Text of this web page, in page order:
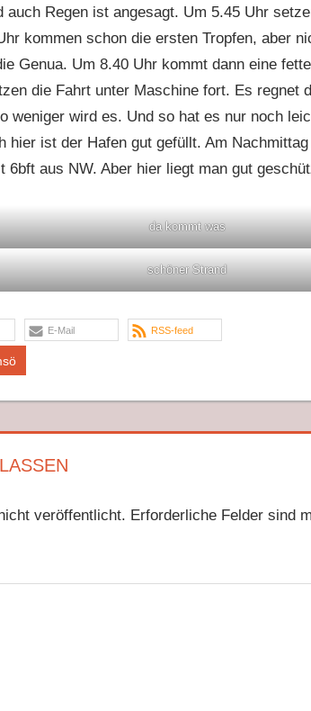
auch Regen ist angesagt. Um 5.45 Uhr
kommen schon die ersten Tropfen, aber
Genua. Um 8.40 Uhr kommt dann eine
die Fahrt unter Maschine fort. Es regnet
weniger wird es. Und so hat es nur noch
hier ist der Hafen gut gefüllt. Am
6bft aus NW. Aber hier liegt man gut
da kommt was
schöner Strand
E-Mail RSS-feed
veröffentlicht. Erforderliche Felder sind